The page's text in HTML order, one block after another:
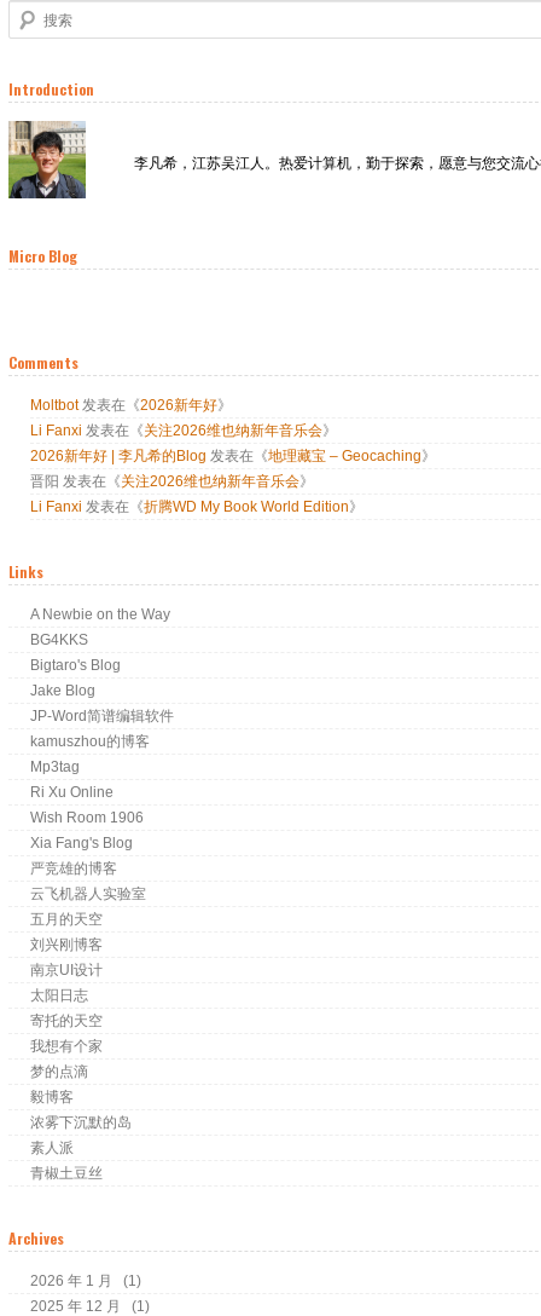
搜索
Introduction
李凡希，江苏吴江人。热爱计算机，勤于探索，愿意与您交流
Micro Blog
Comments
Moltbot发表在《2026新年好》
Li Fanxi 发表在《关注2026维也纳新年音乐会》
2026新年好 | 李凡希的Blog 发表在《地理藏宝 – Geocaching》
晋阳 发表在《关注2026维也纳新年音乐会》
Li Fanxi 发表在《折腾WD My Book World Edition》
Links
A Newbie on the Way
BG4KKS
Bigtaro's Blog
Jake Blog
JP-Word简谱编辑软件
kamuszhou的博客
Mp3tag
Ri Xu Online
Wish Room 1906
Xia Fang's Blog
严竞雄的博客
云飞机器人实验室
五月的天空
刘兴刚博客
南京UI设计
太阳日志
寄托的天空
我想有个家
梦的点滴
毅博客
浓雾下沉默的岛
素人派
青椒土豆丝
Archives
2026 年 1 月
(1)
2025 年 12 月
(1)